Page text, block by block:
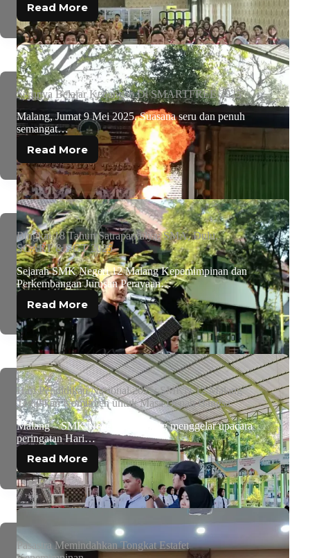
Read More
Serunya Belajar Keuangan Di SMARTFREE 2025
Malang, Jumat 9 Mei 2025. Suasana seru dan penuh
semangat…
Read More
Bingkai 18 Tahun Satrapamulya: SMA, Dulu,
SCART & SGT 2025
Sejarah SMK Negeri 12 Malang Kepemimpinan dan
Perkembangan Jurusan Perayaan…
Read More
Hari Pendidikan Nasional 2025: SMKN 12 Malang
Teguhkan Komitmen untuk Masa Depan Bangsa
Malang – SMK Negeri 12 Malang menggelar upacara
peringatan Hari…
Read More
Pasastra Memindahkan Tongkat Estafet